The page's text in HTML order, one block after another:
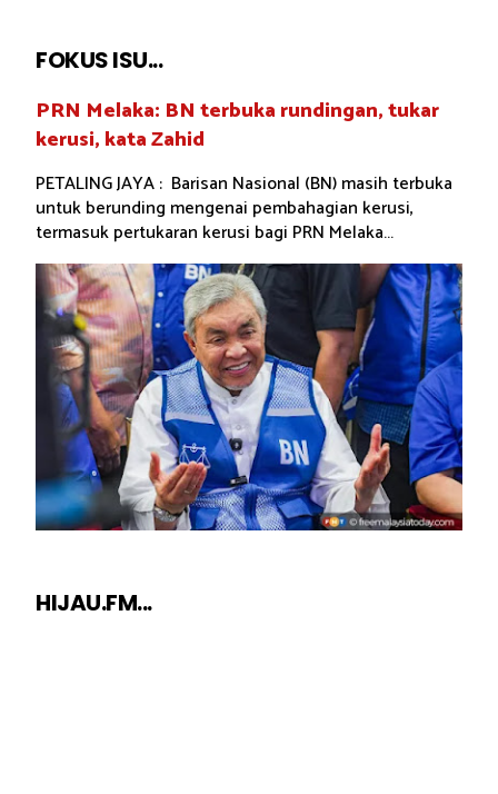
FOKUS ISU...
PRN Melaka: BN terbuka rundingan, tukar
kerusi, kata Zahid
PETALING JAYA : Barisan Nasional (BN) masih terbuka
untuk berunding mengenai pembahagian kerusi,
termasuk pertukaran kerusi bagi PRN Melaka...
HIJAU.FM...